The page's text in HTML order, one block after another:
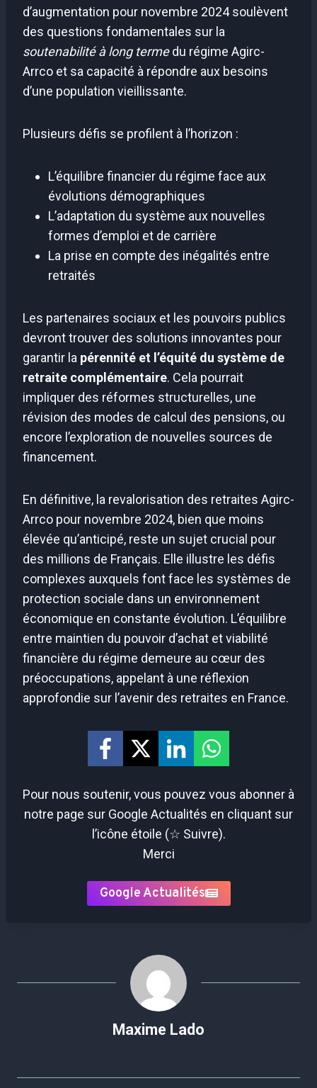
d’augmentation pour novembre 2024 soulèvent
des questions fondamentales sur la
soutenabilité à long termedu régime Agirc-
Arrco et sa capacité à répondre aux besoins
d’une population vieillissante.
Plusieurs défis se profilent à l’horizon :
L’équilibre financier du régime face aux
évolutions démographiques
L’adaptation du système aux nouvelles
formes d’emploi et de carrière
La prise en compte des inégalités entre
retraités
Les partenaires sociaux et les pouvoirs publics
devront trouver des solutions innovantes pour
garantir la pérennité et l’équité du système de
retraite complémentaire. Cela pourrait
impliquer des réformes structurelles, une
révision des modes de calcul des pensions, ou
encore l’exploration de nouvelles sources de
financement.
En définitive, la revalorisation des retraites Agirc-
Arrco pour novembre 2024, bien que moins
élevée qu’anticipé, reste un sujet crucial pour
des millions de Français. Elle illustre les défis
complexes auxquels font face les systèmes de
protection sociale dans un environnement
économique en constante évolution. L’équilibre
entre maintien du pouvoir d’achat et viabilité
financière du régime demeure au cœur des
préoccupations, appelant à une réflexion
approfondie sur l’avenir des retraites en France.
Pour nous soutenir, vous pouvez vous abonner à
notre page sur Google Actualités en cliquant sur
l’icône étoile (☆ Suivre).
Merci
Google Actualités
Maxime Lado